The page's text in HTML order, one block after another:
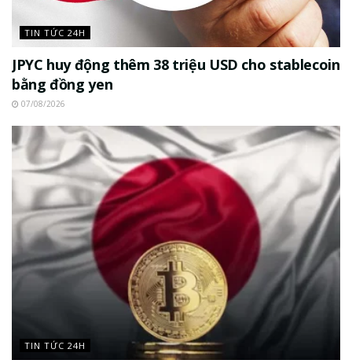
TIN TỨC 24H
JPYC huy động thêm 38 triệu USD cho stablecoin
bằng đồng yen
07/08/2026
TIN TỨC 24H